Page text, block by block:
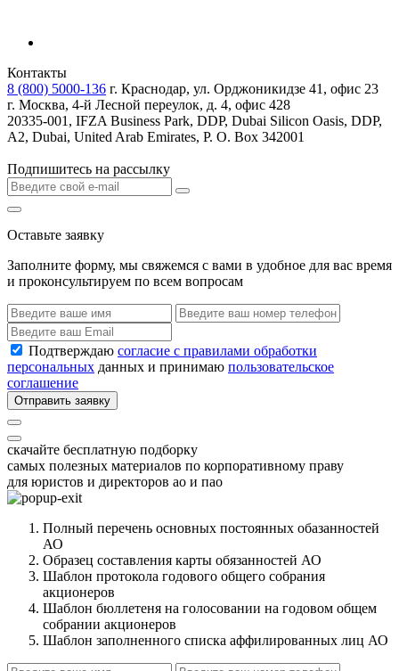
Контакты
8 (800) 5000-136 г. Краснодар, ул. Орджоникидзе 41, офис 23
г. Москва, 4-й Лесной переулок, д. 4, офис 428
20335-001, IFZA Business Park, DDP, Dubai Silicon Oasis, DDP,
A2, Dubai, United Arab Emirates, P. O. Box 342001
Подпишитесь на рассылку
Оставьте заявку
Заполните форму, мы свяжемся с вами в удобное для вас время
и проконсультируем по всем вопросам
Подтверждаю согласие с правилами обработки
персональных данных и принимаю пользовательское
соглашение
Отправить заявку
скачайте бесплатную подборку
самых полезных материалов по корпоративному праву
для юристов и директоров ао и пао
Полный перечень основных постоянных обазанностей
АО
Образец составления карты обязанностей АО
Шаблон протокола годового общего собрания
акционеров
Шаблон бюллетеня на голосовании на годовом общем
собрании акционеров
Шаблон заполненного списка аффилированных лиц АО